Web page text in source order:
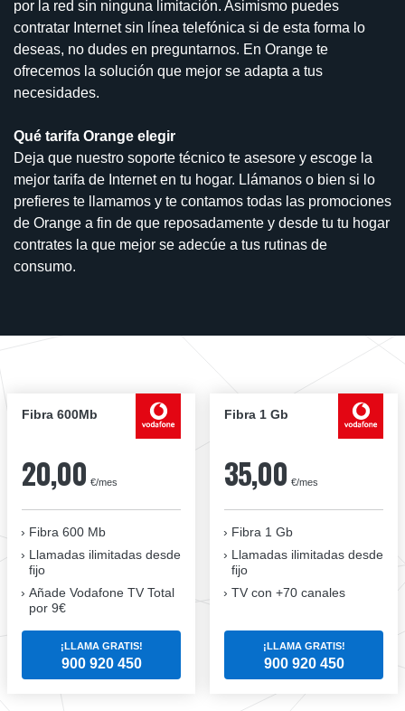
por la red sin ninguna limitación. Asimismo puedes
contratar Internet sin línea telefónica si de esta forma lo
deseas, no dudes en preguntarnos. En Orange te
ofrecemos la solución que mejor se adapta a tus
necesidades.
Qué tarifa Orange elegir
Deja que nuestro soporte técnico te asesore y escoge la
mejor tarifa de Internet en tu hogar. Llámanos o bien si lo
prefieres te llamamos y te contamos todas las promociones
de Orange a fin de que reposadamente y desde tu tu hogar
contrates la que mejor se adecúe a tus rutinas de
consumo.
Fibra 600Mb
20,00 €/mes
Fibra 600 Mb
Llamadas ilimitadas desde
fijo
Añade Vodafone TV Total
por 9€
¡LLAMA GRATIS!
900 920 450
Fibra 1 Gb
35,00 €/mes
Fibra 1 Gb
Llamadas ilimitadas desde
fijo
TV con +70 canales
¡LLAMA GRATIS!
900 920 450